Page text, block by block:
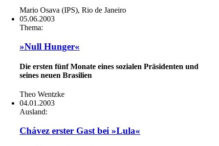
Mario Osava (IPS), Rio de Janeiro
05.06.2003
Thema:
»Null Hunger«
Die ersten fünf Monate eines sozialen Präsidenten und
seines neuen Brasilien
Theo Wentzke
04.01.2003
Ausland:
Chávez erster Gast bei »Lula«